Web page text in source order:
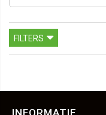
FILTERS